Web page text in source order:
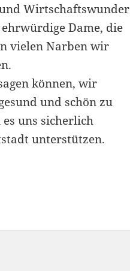
Wirtschaftswunder
Dame, die
vielen Narben wir
können, wir
und schön zu
uns sicherlich
unterstützen.